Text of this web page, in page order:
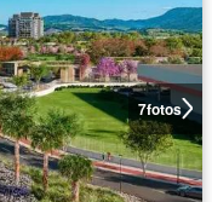
7fotos